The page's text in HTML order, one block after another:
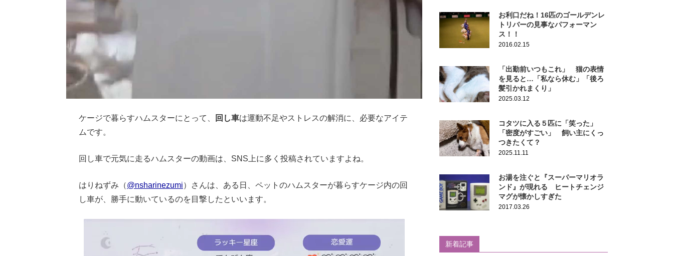
ケージで暮らすハムスターにとって、 回し車は運動不足やストレスの解消に、必要なアイテ
ムです。
回し車で元気に走るハムスターの動画は、SNS上に多く投稿されていますよね。
はりねずみ（@nsharinezumi）さんは、ある日、ペットのハムスターが暮らすケージ内の回
し車が、勝手に動いているのを目撃したといいます。
お利口だね！16匹のゴールデンレ
トリバーの見事なパフォーマン
ス！！
2016.02.15
「出勤前いつもこれ」 猫の表情
を見ると…「私なら休む」「後ろ
髪引かれまくり」
2025.03.12
コタツに入る５匹に「笑った」
「密度がすごい」 飼い主にくっ
つきたくて？
2025.11.11
お湯を注ぐと『スーパーマリオラ
ンド』が現れる ヒートチェンジ
マグが懐かしすぎた
2017.03.26
新着記事